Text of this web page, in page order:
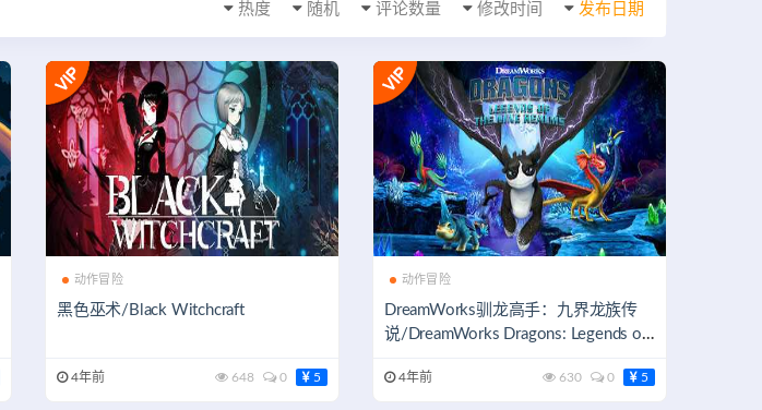
发布日期
修改时间
评论数量
随机
热度
动作冒险
黑色巫术/Black Witchcraft
4年前 648 0 5
动作冒险
DreamWorks驯龙高手：九界龙族传
说/DreamWorks Dragons: Legends of
4年前 630 0 5